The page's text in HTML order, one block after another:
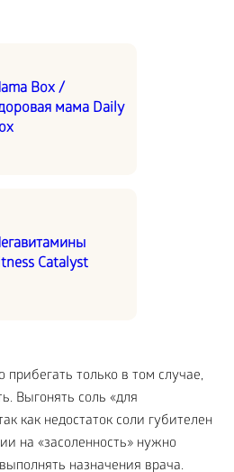
Box /
мама Daily
Catalyst
только в том случае,
Выгонять соль «для
как недостаток соли губителен
на «засоленность» нужно
назначения врача.